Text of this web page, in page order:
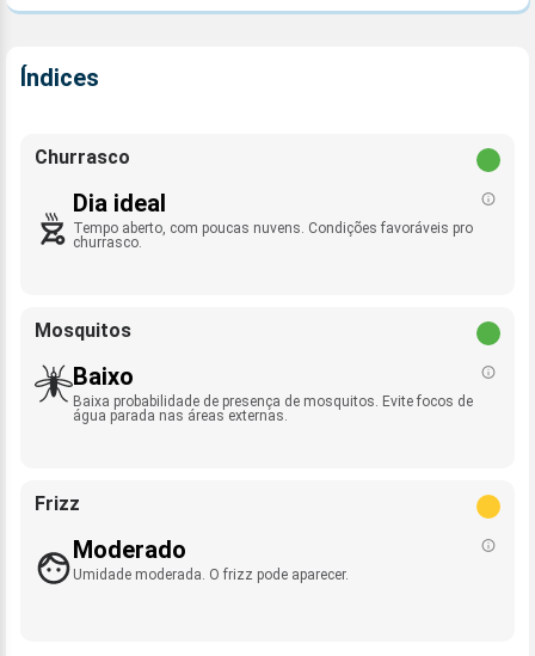
Índices
Churrasco
Dia ideal
Tempo aberto, com poucas nuvens. Condições favoráveis pro
churrasco.
Mosquitos
Baixo
Baixa probabilidade de presença de mosquitos. Evite focos de
água parada nas áreas externas.
Frizz
Moderado
Umidade moderada. O frizz pode aparecer.